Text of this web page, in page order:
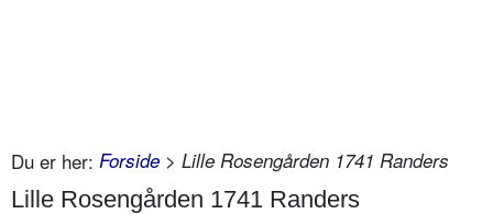
Du er her: Forside > Lille Rosengården 1741 Randers
Lille Rosengården 1741 Randers